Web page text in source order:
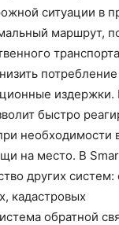
ситуации в
маршрут,
быстро
необходимости
на место. В
других систем:
кадастровых
обратной